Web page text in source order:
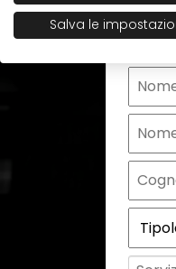
Nome
Nome
Salva le